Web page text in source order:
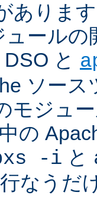
ありま
ュール
と
ソー
モジュ
の
-i と
なうだ